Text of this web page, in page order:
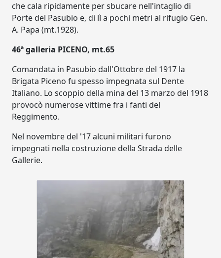
che cala ripidamente per sbucare nell'intaglio di
Porte del Pasubio e, di lì a pochi metri al rifugio Gen.
A. Papa (mt.1928).
46ª galleria PICENO, mt.65
Comandata in Pasubio dall'Ottobre del 1917 la
Brigata Piceno fu spesso impegnata sul Dente
Italiano. Lo scoppio della mina del 13 marzo del 1918
provocò numerose vittime fra i fanti del
Reggimento.
Nel novembre del '17 alcuni militari furono
impegnati nella costruzione della Strada delle
Gallerie.